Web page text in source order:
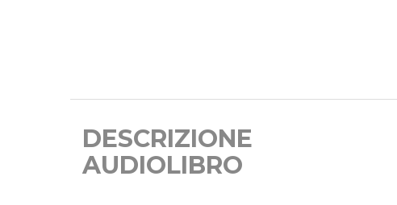
DESCRIZIONE
AUDIOLIBRO